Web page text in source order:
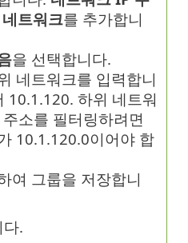
트워크를 추가합니
을 선택합니다.
네트워크를 입력합니
10.1.120. 하위 네트워
소를 필터링하려면
10.1.120.0이어야 합
여 그룹을 저장합니
다.